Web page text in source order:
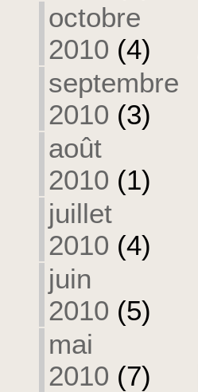
octobre
2010 (4)
septembre
2010 (3)
août
2010 (1)
juillet
2010 (4)
juin
2010 (5)
mai
2010 (7)